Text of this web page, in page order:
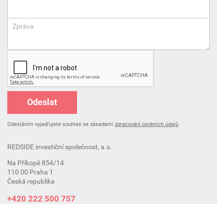
Zpráva
Odeslat
Odesláním vyjadřujete souhlas se zásadami zpracování osobních údajů.
REDSIDE investiční společnost, a.s.
Na Příkopě 854/14
110 00 Praha 1
Česká republika
+420 222 500 757